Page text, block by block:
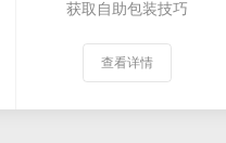
获取自助包装技巧
查看详情